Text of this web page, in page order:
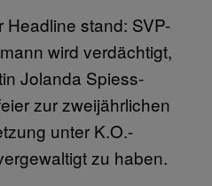
stand: SVP-
wird verdächtigt,
Jolanda Spiess-
zur zweijährlichen
unter K.O.-
zu haben.